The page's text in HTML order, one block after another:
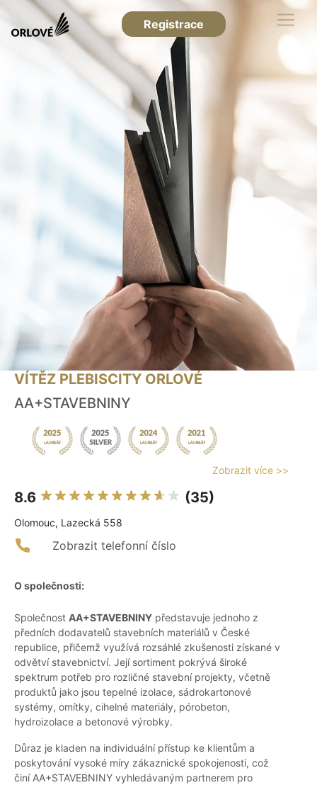
Registrace
VÍTĚZ PLEBISCITY ORLOVÉ
AA+STAVEBNINY
Zobrazit více >>
8.6 (35)
Olomouc, Lazecká 558
Zobrazit telefonní číslo
O společnosti:
Společnost AA+STAVEBNINY představuje jednoho z
předních dodavatelů stavebních materiálů v České
republice, přičemž využívá rozsáhlé zkušenosti získané v
odvětví stavebnictví. Její sortiment pokrývá široké
spektrum potřeb pro rozličné stavební projekty, včetně
produktů jako jsou tepelné izolace, sádrokartonové
systémy, omítky, cihelné materiály, pórobeton,
hydroizolace a betonové výrobky.
Důraz je kladen na individuální přístup ke klientům a
poskytování vysoké míry zákaznické spokojenosti, což
činí AA+STAVEBNINY vyhledávaným partnerem pro